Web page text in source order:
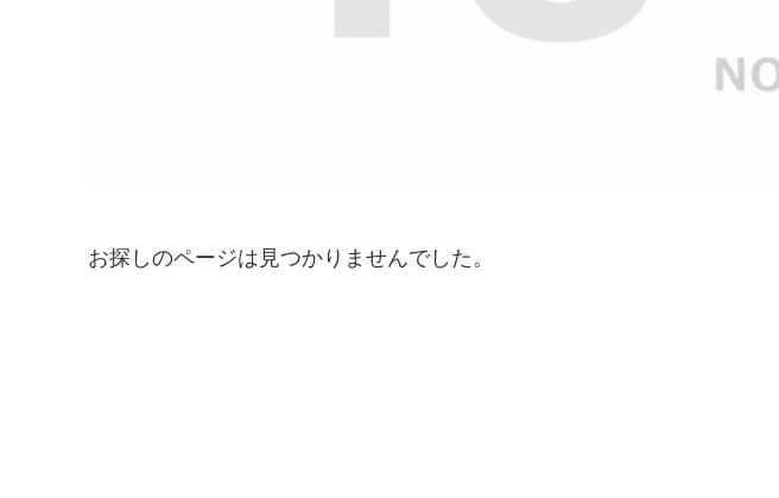
お探しのページは見つかりませんでした。